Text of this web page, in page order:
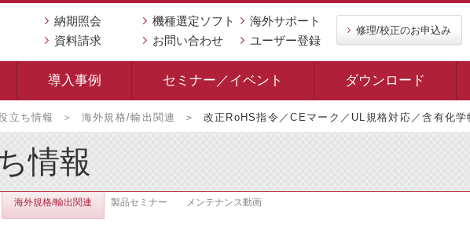
納期照会 機種選定ソフト
海外サポート
資料請求
お問い合わせ ユーザー登録
修理/校正のお申込み
導入事例 セミナー／イベント ダウンロード
立ち情報 海外規格/輸出関連 改正RoHS指令／CEマーク／UL規格対応／含有化
情報
海外規格/輸出関連 製品セミナー メンテナンス動画